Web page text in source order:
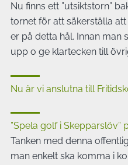
Nu finns ett ”utsiktstorn”
tornet för att säkerställa
er på detta hål. Innan man
upp o ge klartecken till
Nu är vi anslutna till
”Spela golf i Skepparslöv”
Tanken med denna
man enkelt ska komma i